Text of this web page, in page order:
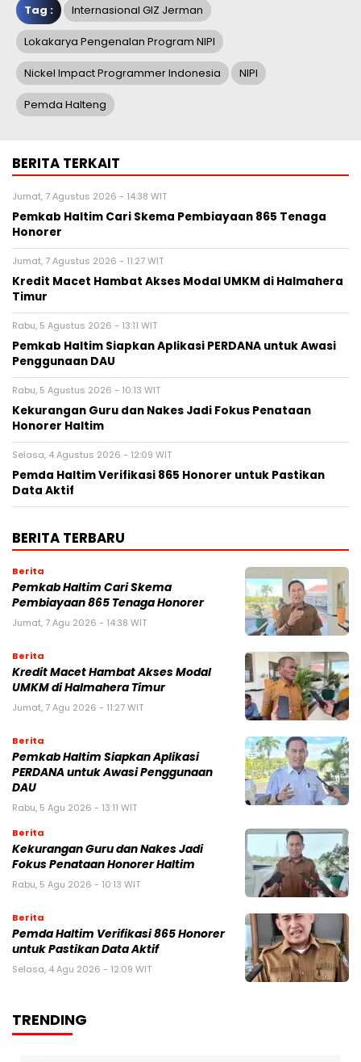
Tag : Internasional GIZ Jerman
Lokakarya Pengenalan Program NIPI
Nickel Impact Programmer Indonesia NIPI
Pemda Halteng
BERITA TERKAIT
Jumat, 7 Agustus 2026 - 14:38 WIT
Pemkab Haltim Cari Skema Pembiayaan 865 Tenaga
Honorer
Jumat, 7 Agustus 2026 - 11:27 WIT
Kredit Macet Hambat Akses Modal UMKM di Halmahera
Timur
Rabu, 5 Agustus 2026 - 13:11 WIT
Pemkab Haltim Siapkan Aplikasi PERDANA untuk Awasi
Penggunaan DAU
Rabu, 5 Agustus 2026 - 10:13 WIT
Kekurangan Guru dan Nakes Jadi Fokus Penataan
Honorer Haltim
Selasa, 4 Agustus 2026 - 12:09 WIT
Pemda Haltim Verifikasi 865 Honorer untuk Pastikan
Data Aktif
BERITA TERBARU
Berita
Pemkab Haltim Cari Skema
Pembiayaan 865 Tenaga Honorer
Jumat, 7 Agu 2026 - 14:38 WIT
Berita
Kredit Macet Hambat Akses Modal
UMKM di Halmahera Timur
Jumat, 7 Agu 2026 - 11:27 WIT
Berita
Pemkab Haltim Siapkan Aplikasi
PERDANA untuk Awasi Penggunaan
DAU
Rabu, 5 Agu 2026 - 13:11 WIT
Berita
Kekurangan Guru dan Nakes Jadi
Fokus Penataan Honorer Haltim
Rabu, 5 Agu 2026 - 10:13 WIT
Berita
Pemda Haltim Verifikasi 865 Honorer
untuk Pastikan Data Aktif
Selasa, 4 Agu 2026 - 12:09 WIT
TRENDING